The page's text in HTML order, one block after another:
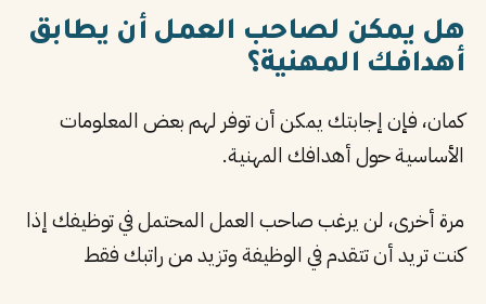
هل يمكن لصاحب العمل أن يطابق
أهدافك المهنية؟
كمان، فإن إجابتك يمكن أن توفر لهم بعض المعلومات
الأساسية حول أهدافك المهنية.
مرة أخرى، لن يرغب صاحب العمل المحتمل في توظيفك إذا
كنت تريد أن تتقدم في الوظيفة وتزيد من راتبك فقط